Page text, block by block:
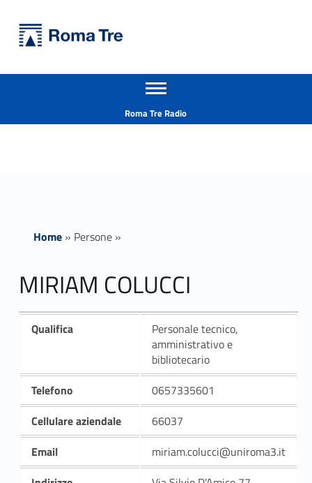
MIRIAM COLUCCI - Università Roma Tre
Apri il menu secondario
Roma Tre Radio
Home» Persone»
MIRIAM COLUCCI
Qualifica
Personale tecnico,
amministrativo e
bibliotecario
Telefono
0657335601
Cellulare aziendale
66037
Email
miriam.colucci@uniroma3.it